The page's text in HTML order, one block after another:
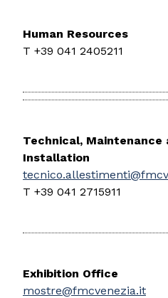
Human Resources
T +39 041 2405211
Technical, Maintenance
Installation
T +39 041 2715911
Exhibition Office
mostre@fmcvenezia.it